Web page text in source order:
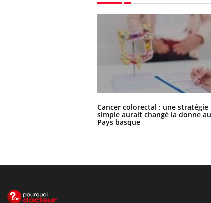
Cancer colorectal : une stratégie
simple aurait changé la donne au
Pays basque